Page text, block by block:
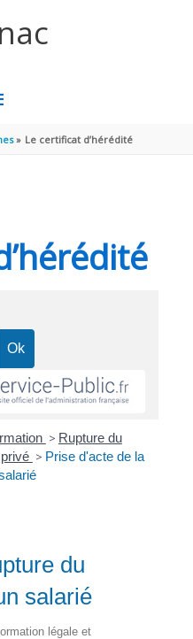
Le certificat d’hérédité
> Rupture du
> Prise d'acte de la
du
salarié
légale et